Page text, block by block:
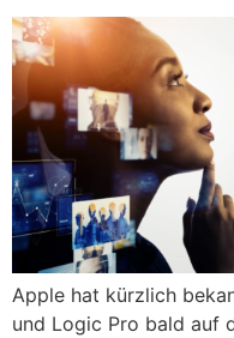
Apple hat kürzlich
und Logic Pro bald auf